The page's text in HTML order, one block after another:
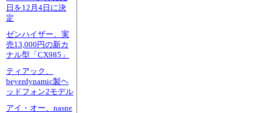
日を12月4日に決
定
ゼンハイザー、実
売13,000円の新カ
ナル型「CX985」
ティアック、
beyerdynamic製ヘ
ッドフォン2モデル
アイ・オー、nasne